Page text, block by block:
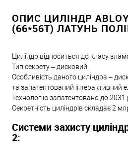
ОПИС ЦИЛІНДР ABLOY
(66*56T) ЛАТУНЬ
Циліндр відноситься до класу
Тип секрету – дисковий.
Особливість даного циліндра –
та запатентований інтерактивний
Технологію запатентовано до 2031
Секретність циліндрів складає 2
Системи захисту
2: